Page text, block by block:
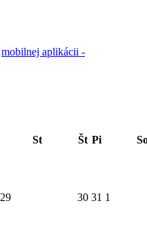
mobilnej aplikácii -
St Št Pi
29 30 31 1